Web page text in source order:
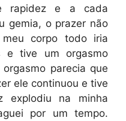
rapidez e a cada
gemia, o prazer não
corpo todo iria
e tive um orgasmo
parecia que
ele continuou e tive
explodiu na minha
por um tempo.